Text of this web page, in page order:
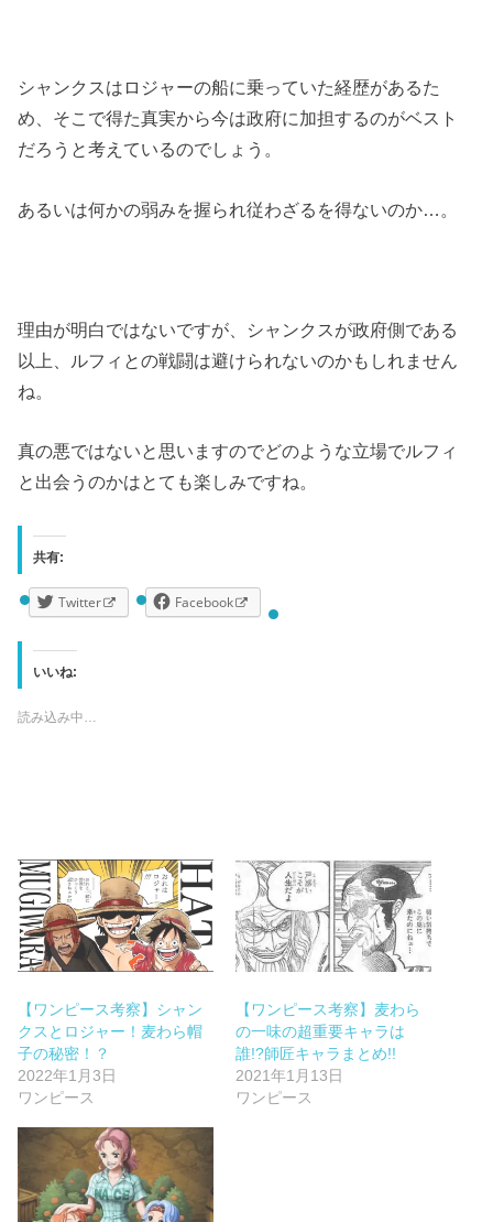
シャンクスはロジャーの船に乗っていた経歴があるた
め、そこで得た真実から今は政府に加担するのがベスト
だろうと考えているのでしょう。
あるいは何かの弱みを握られ従わざるを得ないのか…。
理由が明白ではないですが、シャンクスが政府側である
以上、ルフィとの戦闘は避けられないのかもしれません
ね。
真の悪ではないと思いますのでどのような立場でルフィ
と出会うのかはとても楽しみですね。
共有:
Twitter Facebook
いいね:
読み込み中…
【ワンピース考察】シャン
クスとロジャー！麦わら帽
子の秘密！？
2022年1月3日
ワンピース
【ワンピース考察】麦わら
の一味の超重要キャラは
誰!?師匠キャラまとめ!!
2021年1月13日
ワンピース